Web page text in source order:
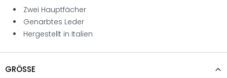
Zwei Hauptfächer
Genarbtes Leder
Hergestellt in Italien
GRÖSSE